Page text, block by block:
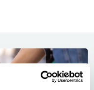
Linkedin